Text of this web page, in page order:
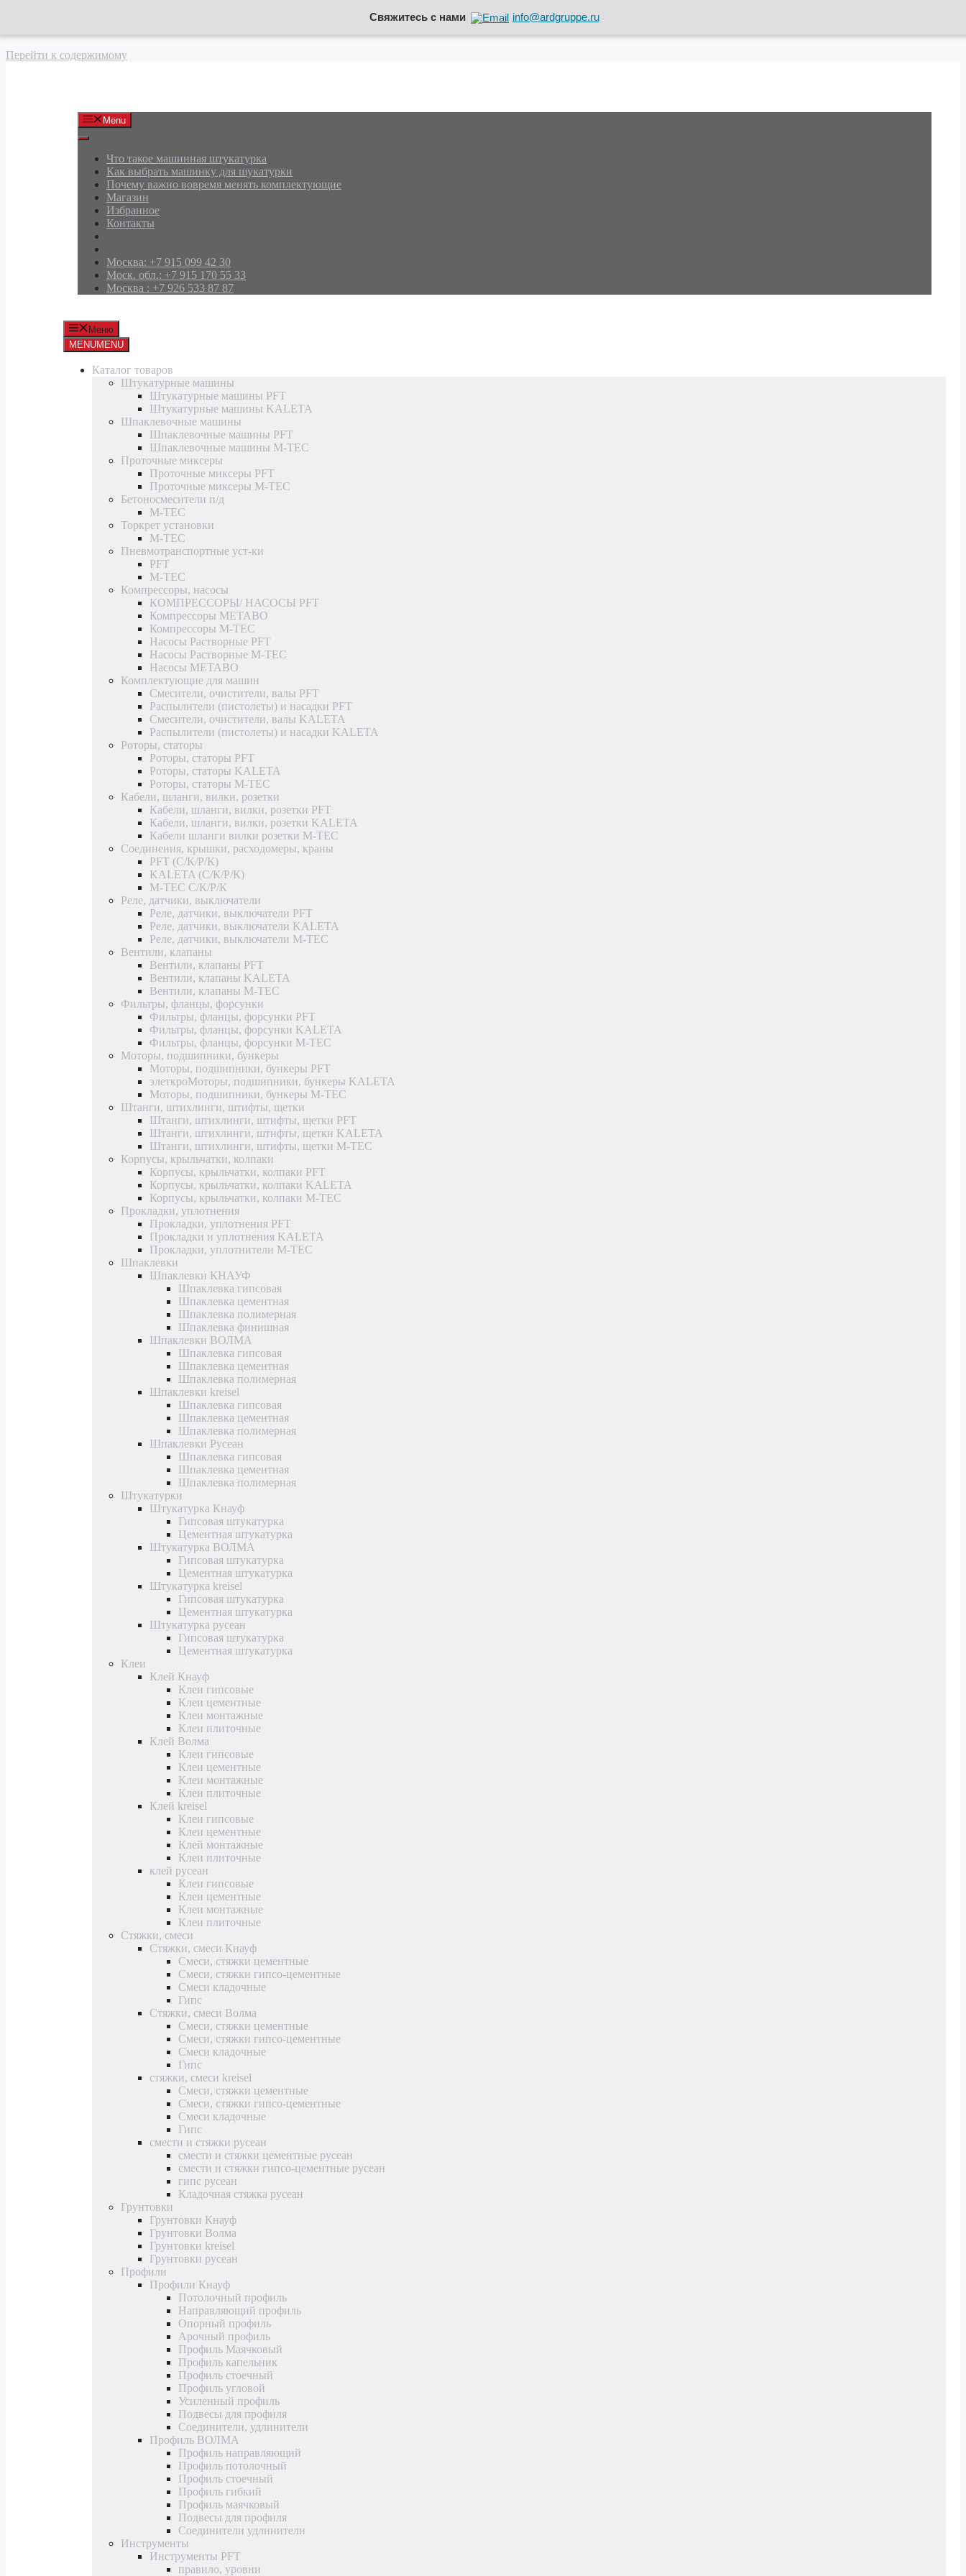
Свяжитесь с нами info@ardgruppe.ru
Перейти к содержимому
Menu
Что такое машинная штукатурка
Как выбрать машинку для шукатурки
Почему важно вовремя менять комплектующие
Магазин
Избранное
Контакты
Москва: +7 915 099 42 30
Моск. обл.: +7 915 170 55 33
Москва : +7 926 533 87 87
Меню
MENUMENU
Каталог товаров
Штукатурные машины
Штукатурные машины PFT
Штукатурные машины KALETA
Шпаклевочные машины
Шпаклевочные машины PFT
Шпаклевочные машины M-TEC
Проточные миксеры
Проточные миксеры PFT
Проточные миксеры M-TEC
Бетоносмесители п/д
M-TEC
Торкрет установки
M-TEC
Пневмотранспортные уст-ки
PFT
M-TEC
Компрессоры, насосы
КОМПРЕССОРЫ/ НАСОСЫ PFT
Компрессоры METABO
Компрессоры M-TEC
Насосы Растворные PFT
Насосы Растворные M-TEC
Насосы METABO
Комплектующие для машин
Смесители, очистители, валы PFT
Распылители (пистолеты) и насадки PFT
Смесители, очистители, валы KALETA
Распылители (пистолеты) и насадки KALETA
Роторы, статоры
Роторы, статоры PFT
Роторы, статоры KALETA
Роторы, статоры M-TEC
Кабели, шланги, вилки, розетки
Кабели, шланги, вилки, розетки PFT
Кабели, шланги, вилки, розетки KALETA
Кабели шланги вилки розетки M-TEC
Соединения, крышки, расходомеры, краны
PFT (С/К/Р/К)
KALETA (С/К/Р/К)
M-TEC С/К/Р/К
Реле, датчики, выключатели
Реле, датчики, выключатели PFT
Реле, датчики, выключатели KALETA
Реле, датчики, выключатели M-TEC
Вентили, клапаны
Вентили, клапаны PFT
Вентили, клапаны KALETA
Вентили, клапаны M-TEC
Фильтры, фланцы, форсунки
Фильтры, фланцы, форсунки PFT
Фильтры, фланцы, форсунки KALETA
Фильтры, фланцы, форсунки M-TEC
Моторы, подшипники, бункеры
Моторы, подшипники, бункеры PFT
элеткроМоторы, подшипники, бункеры KALETA
Моторы, подшипники, бункеры M-TEC
Штанги, штихлинги, штифты, щетки
Штанги, штихлинги, штифты, щетки PFT
Штанги, штихлинги, штифты, щетки KALETA
Штанги, штихлинги, штифты, щетки M-TEC
Корпусы, крыльчатки, колпаки
Корпусы, крыльчатки, колпаки PFT
Корпусы, крыльчатки, колпаки KALETA
Корпусы, крыльчатки, колпаки M-TEC
Прокладки, уплотнения
Прокладки, уплотнения PFT
Прокладки и уплотнения KALETA
Прокладки, уплотнители M-TEC
Шпаклевки
Шпаклевки КНАУФ
Шпаклевка гипсовая
Шпаклевка цементная
Шпаклевка полимерная
Шпаклевка финишная
Шпаклевки ВОЛМА
Шпаклевка гипсовая
Шпаклевка цементная
Шпаклевка полимерная
Шпаклевки kreisel
Шпаклевка гипсовая
Шпаклевка цементная
Шпаклевка полимерная
Шпаклевки Русеан
Шпаклевка гипсовая
Шпаклевка цементная
Шпаклевка полимерная
Штукатурки
Штукатурка Кнауф
Гипсовая штукатурка
Цементная штукатурка
Штукатурка ВОЛМА
Гипсовая штукатурка
Цементная штукатурка
Штукатурка kreisel
Гипсовая штукатурка
Цементная штукатурка
Штукатурка русеан
Гипсовая штукатурка
Цементная штукатурка
Клеи
Клей Кнауф
Клеи гипсовые
Клеи цементные
Клеи монтажные
Клеи плиточные
Клей Волма
Клеи гипсовые
Клеи цементные
Клеи монтажные
Клеи плиточные
Клей kreisel
Клеи гипсовые
Клеи цементные
Клей монтажные
Клеи плиточные
клей русеан
Клеи гипсовые
Клеи цементные
Клеи монтажные
Клеи плиточные
Стяжки, смеси
Стяжки, смеси Кнауф
Смеси, стяжки цементные
Смеси, стяжки гипсо-цементные
Смеси кладочные
Гипс
Стяжки, смеси Волма
Смеси, стяжки цементные
Смеси, стяжки гипсо-цементные
Смеси кладочные
Гипс
стяжки, смеси kreisel
Смеси, стяжки цементные
Смеси, стяжки гипсо-цементные
Смеси кладочные
Гипс
смести и стяжки русеан
смести и стяжки цементные русеан
смести и стяжки гипсо-цементные русеан
гипс русеан
Кладочная стяжка русеан
Грунтовки
Грунтовки Кнауф
Грунтовки Волма
Грунтовки kreisel
Грунтовки русеан
Профили
Профили Кнауф
Потолочный профиль
Направляющий профиль
Опорный профиль
Арочный профиль
Профиль Маячковый
Профиль капельник
Профиль стоечный
Профиль угловой
Усиленный профиль
Подвесы для профиля
Соединители, удлинители
Профиль ВОЛМА
Профиль направляющий
Профиль потолочный
Профиль стоечный
Профиль гибкий
Профиль маячковый
Подвесы для профиля
Соединители удлинители
Инструменты
Инструменты PFT
правило, уровни